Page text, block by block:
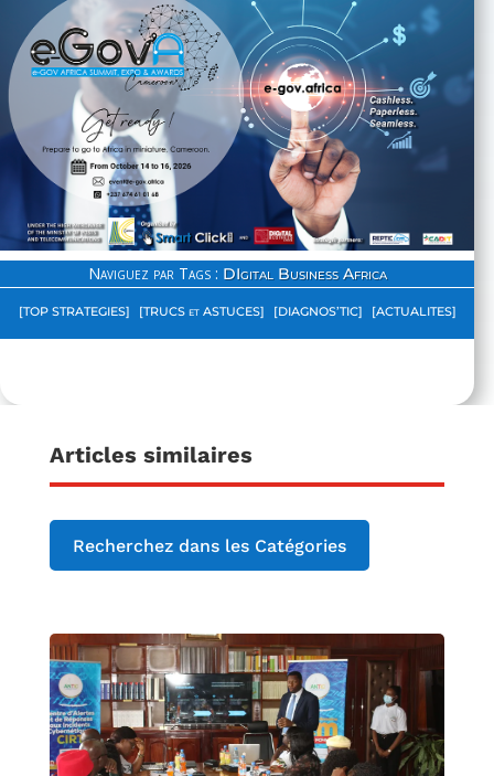
Naviguez par Tags : DIgital Business Africa
[TOP STRATEGIES] [TRUCS et ASTUCES] [DIAGNOS’TIC] [ACTUALITES]
Articles similaires
Recherchez dans les Catégories